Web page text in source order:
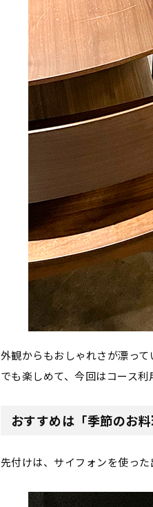
外観からもおしゃれさが漂っ
でも楽しめて、今回はコース利
おすすめは「季節のお料
先付けは、サイフォンを使っ